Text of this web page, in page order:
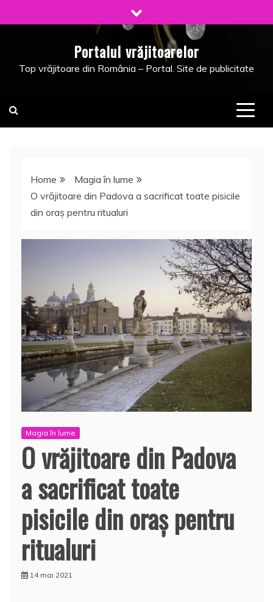
to
Portalul vrăjitoarelor
Top vrăjitoare din România – Portal. Site de publicitate
Home
Magia în lume
O vrăjitoare din Padova a sacrificat toate pisicile
din oraş pentru ritualuri
Magia în lume
O vrăjitoare din Padova
a sacrificat toate
pisicile din oraş pentru
ritualuri
14 mai 2021